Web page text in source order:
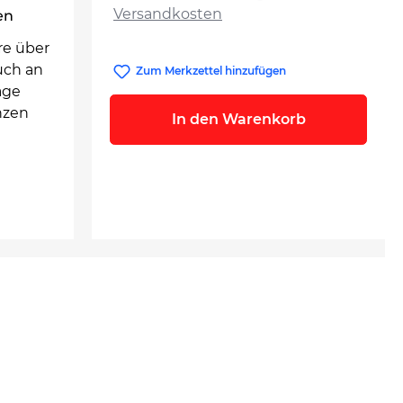
über
an
Versandkosten
Zum Merkzettel hinzufügen
In den Warenkorb